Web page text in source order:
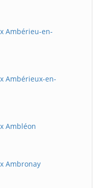
Ambérieu-en-
Ambérieux-en-
Ambléon
Ambronay